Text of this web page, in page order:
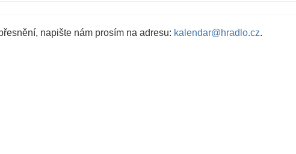
napište nám prosím na adresu: kalendar@hradlo.cz.